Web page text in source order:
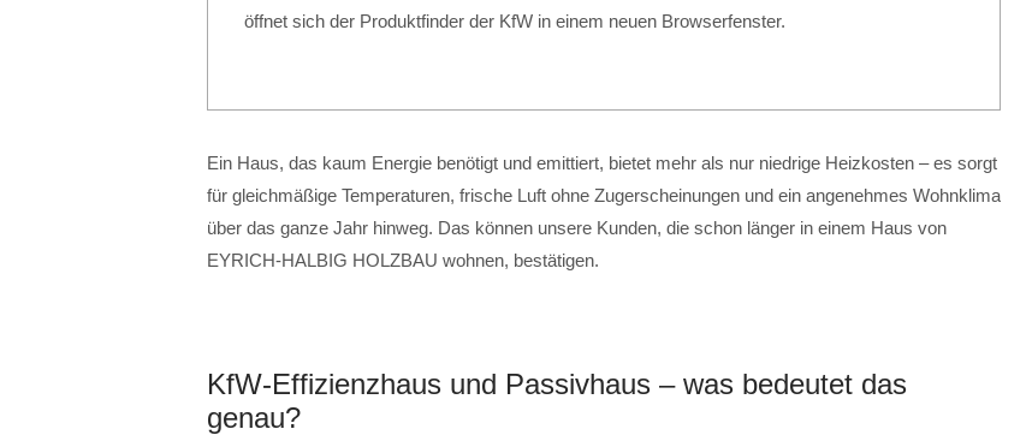
öffnet sich der Produktfinder der KfW in einem neuen Browserfenster.
Ein Haus, das kaum Energie benötigt und emittiert, bietet mehr als nur niedrige Heizkosten – es sorgt
für gleichmäßige Temperaturen, frische Luft ohne Zugerscheinungen und ein angenehmes Wohnklima
über das ganze Jahr hinweg. Das können unsere Kunden, die schon länger in einem Haus von
EYRICH-HALBIG HOLZBAU wohnen, bestätigen.
KfW-Effizienzhaus und Passivhaus – was bedeutet das
genau?